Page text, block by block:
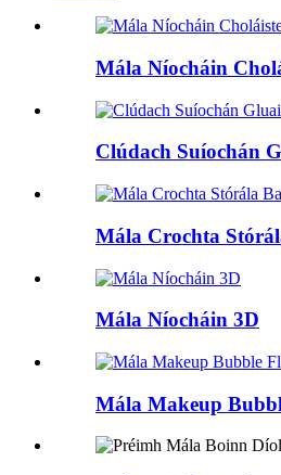
Mála Níocháin
Clúdach Suíochán
Mála Crochta
Mála Níocháin 3D
Mála Makeup